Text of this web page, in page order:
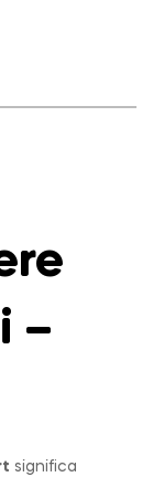
–
significa